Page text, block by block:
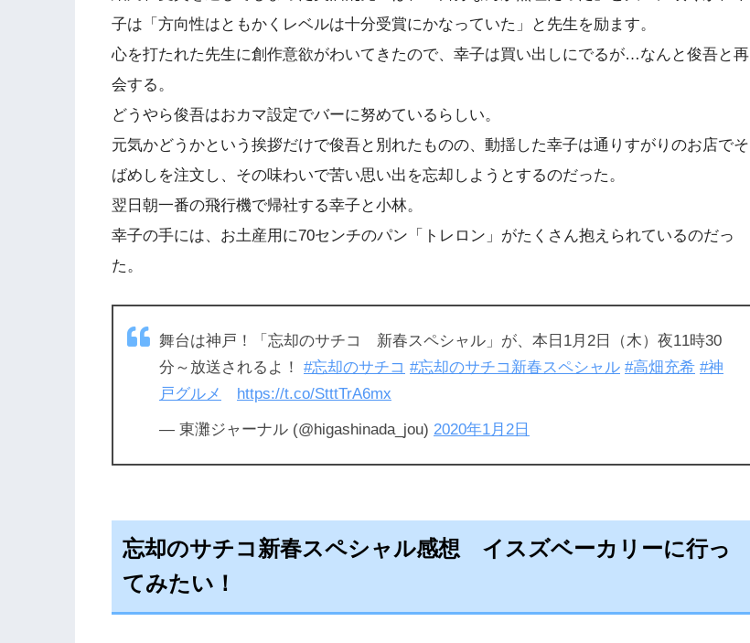
子は「方向性はともかくレベルは十分受賞にかなっていた」と先生を励ます。
心を打たれた先生に創作意欲がわいてきたので、幸子は買い出しにでるが…なんと俊吾と再
会する。
どうやら俊吾はおカマ設定でバーに努めているらしい。
元気かどうかという挨拶だけで俊吾と別れたものの、動揺した幸子は通りすがりのお店でそ
ばめしを注文し、その味わいで苦い思い出を忘却しようとするのだった。
翌日朝一番の飛行機で帰社する幸子と小林。
幸子の手には、お土産用に70センチのパン「トレロン」がたくさん抱えられているのだっ
た。
舞台は神戸！「忘却のサチコ 新春スペシャル」が、本日1月2日（木）夜11時30
分～放送されるよ！ #忘却のサチコ #忘却のサチコ新春スペシャル #高畑充希 #神
戸グルメ
https://t.co/StttTrA6mx
— 東灘ジャーナル (@higashinada_jou) 2020年1月2日
忘却のサチコ新春スペシャル感想 イスズベーカリーに行っ
てみたい！